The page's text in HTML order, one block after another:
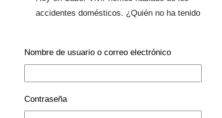
accidentes domésticos. ¿Quién no ha tenido
quemado o se ha hecho…
Leer másAccidentes
¿Qué
Nombre de usuario o correo electrónico
Contraseña